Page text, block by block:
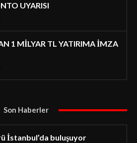
UYARISI
1 MİLYAR TL YATIRIMA İMZA
Son Haberler
İstanbul’da buluşuyor